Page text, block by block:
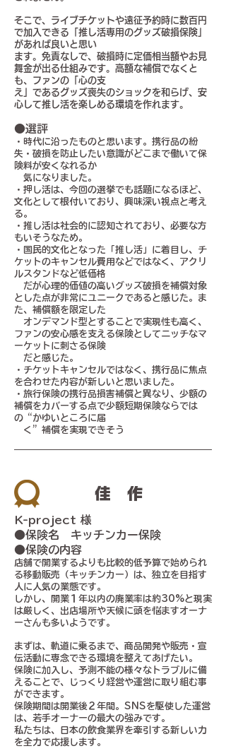
そこで、ライブチケットや遠征予約時に数百円
で加入できる「推し活専用のグッズ破損保険」
があれば良いと思い
ます。免責なしで、破損時に定価相当額やお見
舞金が出る仕組みです。高額な補償でなくと
も、ファンの「心の支
え」であるグッズ喪失のショックを和らげ、安
心して推し活を楽しめる環境を作れます。
●選評
・時代に沿ったものと思います。携行品の紛
失・破損を防止したい意識がどこまで働いて保
険料が安くなれるか
気になりました。
・押し活は、今回の選挙でも話題になるほど、
文化として根付いており、興味深い視点と考え
る。
・推し活は社会的に認知されており、必要な方
もいそうなため。
・国民的文化となった「推し活」に着目し、チ
ケットのキャンセル費用などではなく、アクリ
ルスタンドなど低価格
だが心理的価値の高いグッズ破損を補償対象
とした点が非常にユニークであると感じた。ま
た、補償額を限定した
オンデマンド型とすることで実現性も高く、
ファンの安心感を支える保険としてニッチなマ
ーケットに刺さる保険
だと感じた。
・チケットキャンセルではなく、携行品に焦点
を合わせた内容が新しいと思いました。
・旅行保険の携行品損害補償と異なり、少額の
補償をカバーする点で少額短期保険ならでは
の“かゆいところに届
く”補償を実現できそう
​佳作
K-project 様
​●保険名 キッチンカー保険
●保険の内容
店舗で開業するよりも比較的低予算で始められ
る移動販売（キッチンカー）は、独立を目指す
人に人気の業態です。
しかし、開業１年以内の廃業率は約30%と現実
は厳しく、出店場所や天候に頭を悩ますオーナ
ーさんも多いようです。
まずは、軌道に乗るまで、商品開発や販売・宣
伝活動に専念できる環境を整えてあげたい。
保険に加入し、予測不能の様々なトラブルに備
えることで、じっくり経営や運営に取り組む事
ができます。
保険期間は開業後２年間。SNSを駆使した運営
は、若手オーナーの最大の強みです。
私たちは、日本の飲食業界を牽引する新しい力
を全力で応援します。